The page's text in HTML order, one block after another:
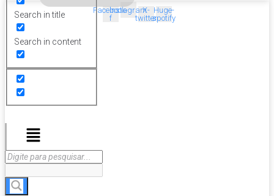
Search in title
Search in content
Facebook-
f
InstagramX-
twitter
Huge-
spotify
Menu